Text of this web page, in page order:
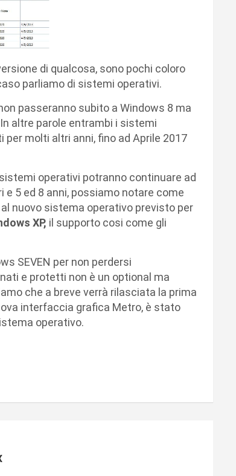
di qualcosa, sono pochi coloro
parliamo di sistemi operativi.
passeranno subito a Windows 8 ma
altre parole entrambi i sistemi
molti altri anni, fino ad Aprile 2017
operativi potranno continuare ad
5 ed 8 anni, possiamo notare come
nuovo sistema operativo previsto per
XP, il supporto cosi come gli
SEVEN per non perdersi
e protetti non è un optional ma
che a breve verrà rilasciata la prima
interfaccia grafica Metro, è stato
operativo.